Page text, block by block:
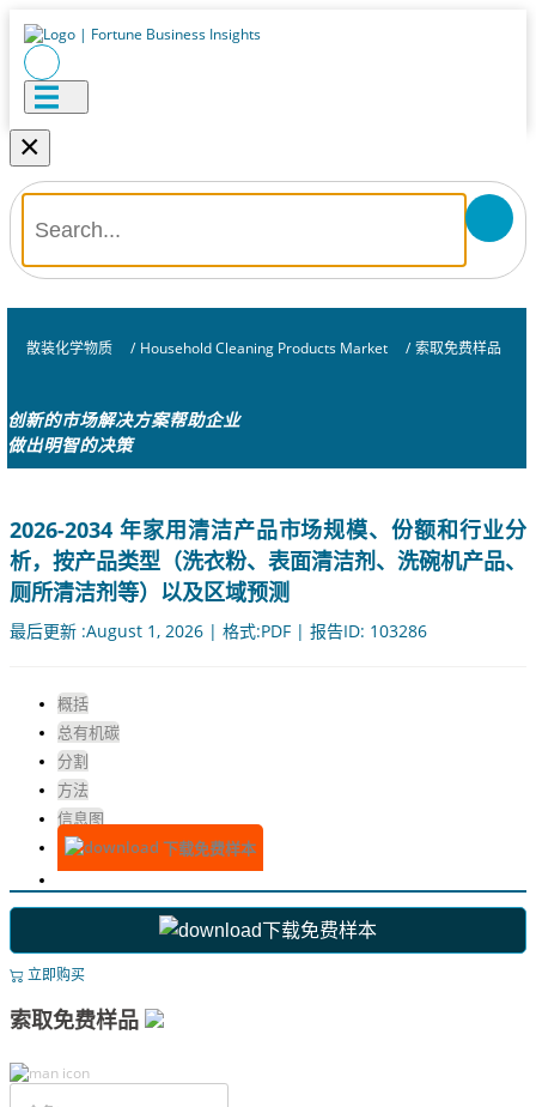
×
散装化学物质 / Household Cleaning Products Market / 索取免费样品
创新的市场解决方案帮助企业
做出明智的决策
2026-2034 年家用清洁产品市场规模、份额和行业分
析，按产品类型（洗衣粉、表面清洁剂、洗碗机产品、
厕所清洁剂等）以及区域预测
最后更新 :August 1, 2026 | 格式:PDF | 报告ID: 103286
概括
总有机碳
分割
方法
信息图
下载免费样本
下载免费样本
立即购买
索取免费样品